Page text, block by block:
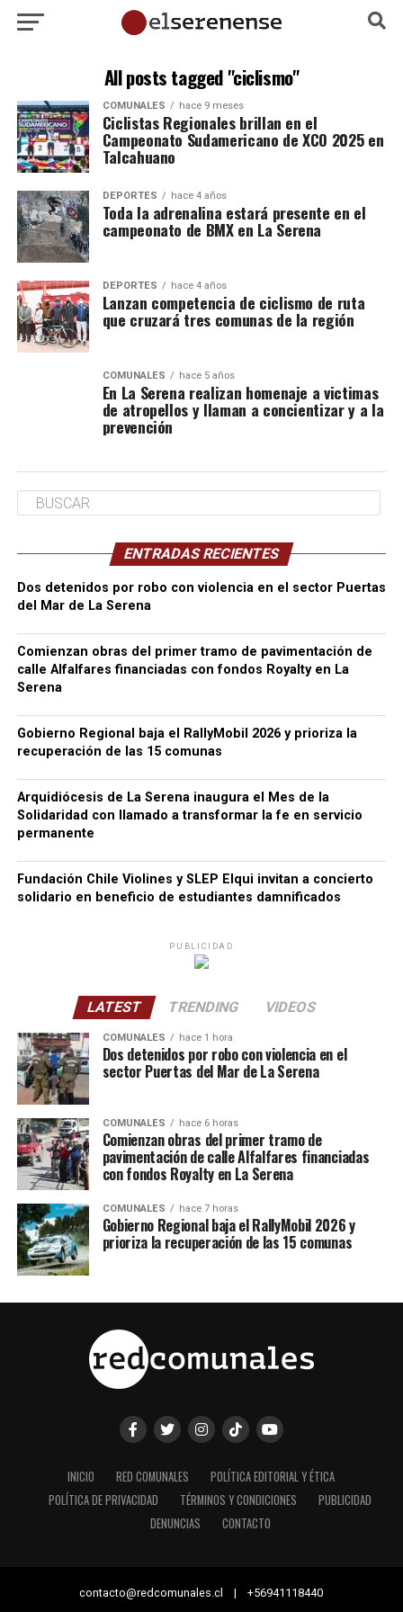
All posts tagged "ciclismo"
COMUNALES hace 9 meses
Ciclistas Regionales brillan en el
Campeonato Sudamericano de XCO 2025 en
Talcahuano
DEPORTES hace 4 años
Toda la adrenalina estará presente en el
campeonato de BMX en La Serena
DEPORTES hace 4 años
Lanzan competencia de ciclismo de ruta
que cruzará tres comunas de la región
COMUNALES hace 5 años
En La Serena realizan homenaje a victimas
de atropellos y llaman a concientizar y a la
prevención
ENTRADAS RECIENTES
Dos detenidos por robo con violencia en el sector Puertas
del Mar de La Serena
Comienzan obras del primer tramo de pavimentación de
calle Alfalfares financiadas con fondos Royalty en La
Serena
Gobierno Regional baja el RallyMobil 2026 y prioriza la
recuperación de las 15 comunas
Arquidiócesis de La Serena inaugura el Mes de la
Solidaridad con llamado a transformar la fe en servicio
permanente
Fundación Chile Violines y SLEP Elqui invitan a concierto
solidario en beneficio de estudiantes damnificados
PUBLICIDAD
LATEST TRENDING VIDEOS
COMUNALES hace 1 hora
Dos detenidos por robo con violencia en el
sector Puertas del Mar de La Serena
COMUNALES hace 6 horas
Comienzan obras del primer tramo de
pavimentación de calle Alfalfares financiadas
con fondos Royalty en La Serena
COMUNALES hace 7 horas
Gobierno Regional baja el RallyMobil 2026 y
prioriza la recuperación de las 15 comunas
INICIO RED COMUNALES
POLÍTICA EDITORIAL Y ÉTICA
POLÍTICA DE PRIVACIDAD
TÉRMINOS Y CONDICIONES
PUBLICIDAD
DENUNCIAS
CONTACTO
contacto@redcomunales.cl | +56941118440